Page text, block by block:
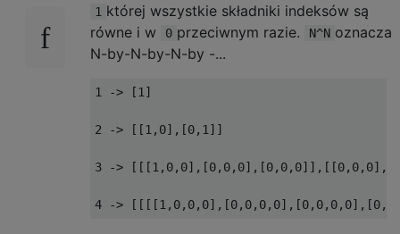
1 której wszystkie składniki indeksów są
równe i w
0 przeciwnym razie. N^N oznacza
N-by-N-by-N-by -...
1 -> [1]
2 -> [[1,0],[0,1]]
3 ->